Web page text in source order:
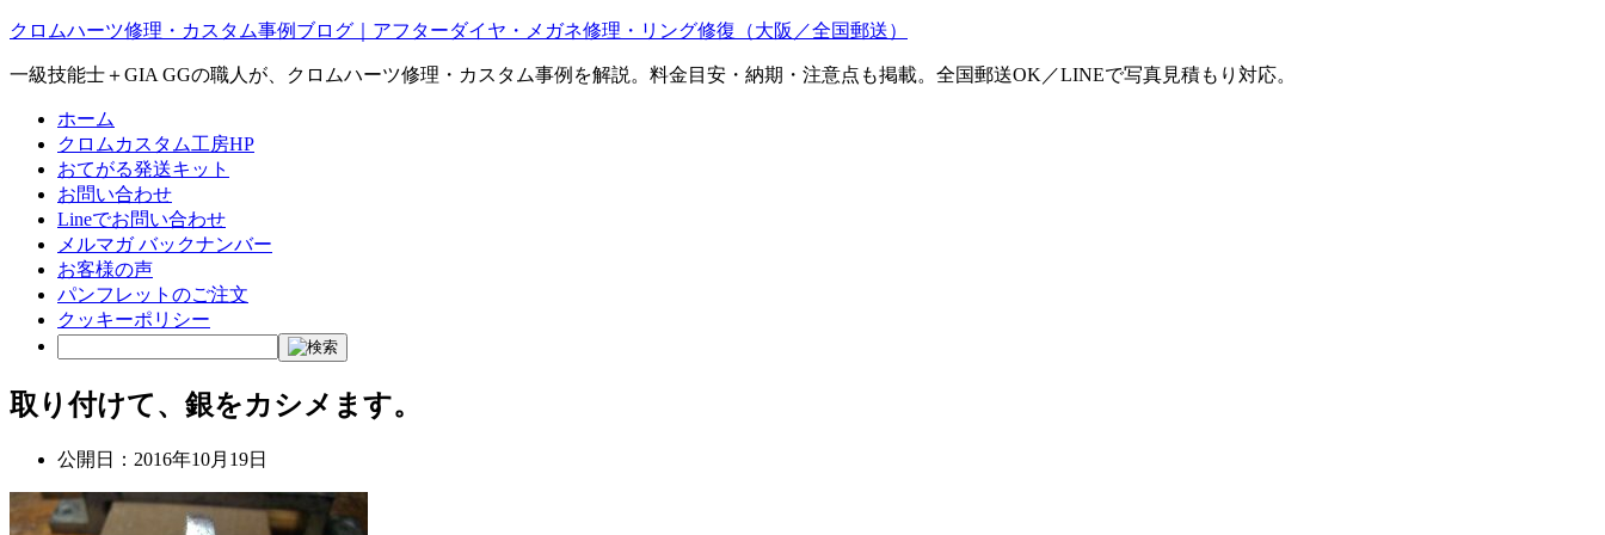
クロムハーツ修理・カスタム事例ブログ｜アフターダイヤ・メガネ修理・リング修復（大阪／全国郵送）
一級技能士＋GIA GGの職人が、クロムハーツ修理・カスタム事例を解説。料金目安・納期・注意点も掲載。全国郵送OK／LINEで写真見積もり対応。
ホーム
クロムカスタム工房HP
おてがる発送キット
お問い合わせ
Lineでお問い合わせ
メルマガ バックナンバー
お客様の声
パンフレットのご注文
クッキーポリシー
取り付けて、銀をカシメます。
公開日： 2016年10月19日